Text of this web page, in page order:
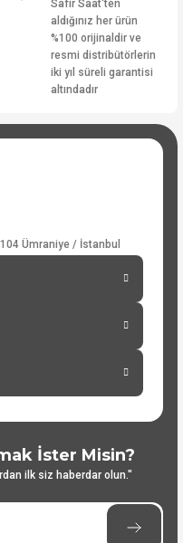
Safir Saat'ten
aldığınız her ürün
%100 orijinaldir ve
resmi distribütörlerin
iki yıl süreli garantisi
altındadır
Ümraniye / İstanbul
İster Misin?
ilk siz haberdar olun."